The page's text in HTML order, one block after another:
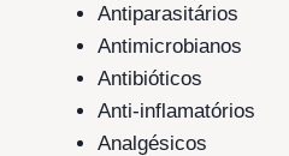
Antiparasitários
Antimicrobianos
Antibióticos
Anti-inflamatórios
Analgésicos